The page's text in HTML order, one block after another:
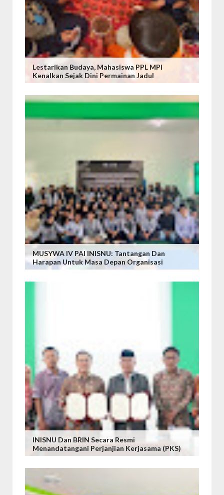
Lestarikan Budaya, Mahasiswa PPL MPI
Kenalkan Sejak Dini Permainan Jadul
MUSYWA IV PAI INISNU: Tantangan Dan
Harapan Untuk Masa Depan Organisasi
INISNU Dan BRIN Secara Resmi
Menandatangani Perjanjian Kerjasama (PKS)